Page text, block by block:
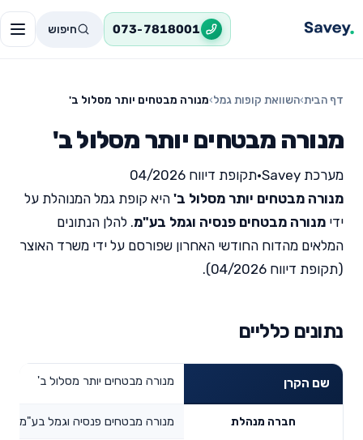
073-7818001 חיפוש
דף הבית›השוואת קופות גמל›מנורה מבטחים יותר מסלול ב'
מנורה מבטחים יותר מסלול ב'
מערכת Savey •תקופת דיווח 04/2026
מנורה מבטחים יותר מסלול ב' היא קופת גמל המנוהלת על
ידי מנורה מבטחים פנסיה וגמל בע"מ. להלן הנתונים
המלאים מהדוח החודשי האחרון שפורסם על ידי משרד האוצר
(תקופת דיווח 04/2026).
נתונים כלליים
שם הקרן מנורה מבטחים יותר מסלול ב'
חברה מנהלת מנורה מבטחים פנסיה וגמל בע"מ